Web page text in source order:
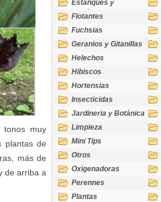
tonos muy
plantas de
más de
de arriba a
Estanques y
Acuáticas
Flotantes
Fuchsias
Geranios y Gitanillas
Helechos
Hibiscos
Hortensias
Insecticidas
Jardineria y Botánica
Limpieza
Mini Tips
Otros
Oxigenadoras
Perennes
Plantas